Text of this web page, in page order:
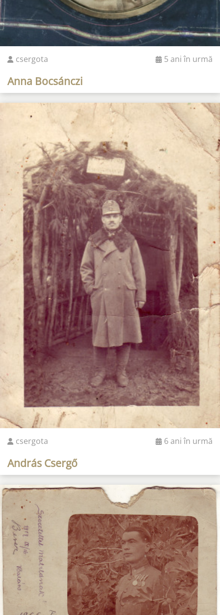
csergota 5 ani în urmă
Anna Bocsánczi
csergota 6 ani în urmă
András Csergő